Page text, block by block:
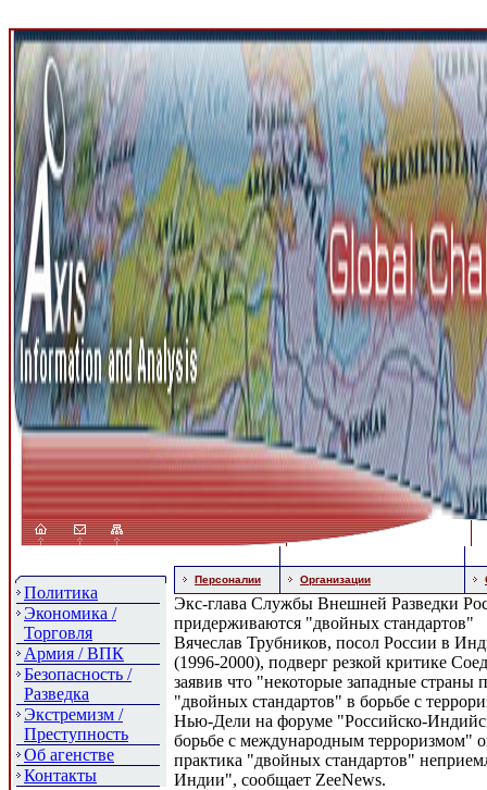
Политика
Экономика /
Торговля
Армия / ВПК
Безопасность /
Разведка
Экстремизм /
Преступность
Об агенстве
Контакты
Персоналии Организации
Экс-глава Службы Внешней Разведки
придерживаются "двойных стандартов"
Вячеслав Трубников, посол России в
(1996-2000), подверг резкой критике
заявив что "некоторые западные страны
"двойных стандартов" в борьбе с
Нью-Дели на форуме "Российско-
борьбе с международным терроризмом"
практика "двойных стандартов"
Индии", сообщает ZeeNews.